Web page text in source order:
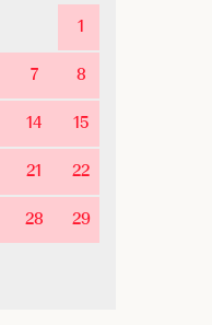
1
7 8
14 15
21 22
28 29